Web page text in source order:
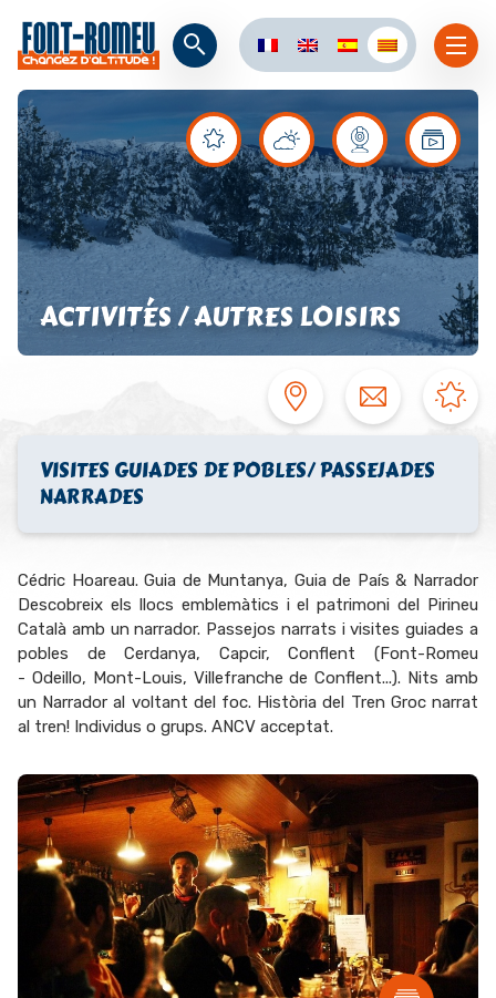
ACTIVITÉS / AUTRES LOISIRS
VISITES GUIADES DE POBLES/ PASSEJADES
NARRADES
Cédric Hoareau. Guia de Muntanya, Guia de País & Narrador
Descobreix els llocs emblemàtics i el patrimoni del Pirineu
Català amb un narrador. Passejos narrats i visites guiades a
pobles de Cerdanya, Capcir, Conflent (Font-Romeu
- Odeillo, Mont-Louis, Villefranche de Conflent...). Nits amb
un Narrador al voltant del foc. Història del Tren Groc narrat
al tren! Individus o grups. ANCV acceptat.